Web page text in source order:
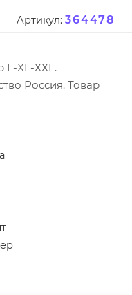
Артикул: 364478
L-XL-XXL.
Россия. Товар